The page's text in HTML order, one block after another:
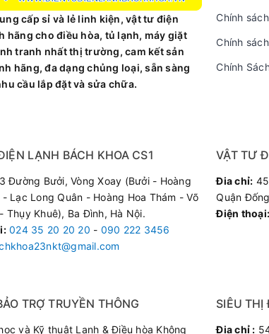
Block (máy nén) không chạy
Điều hòa bị chảy nước lê láng ra
Quạt gió kêu to, rung lắc mạnh
Máy thiếu gas, rò rỉ gas ở các
Với đội ngũ kỹ thuật viên dày dặn kinh
chúng tôi cam kết mang lại sự hài lòng
Linh kiện chính hãng:
Thay thế cảm
Kiểm tra bắt bệnh chính xác:
Báo
Phục vụ siêu tốc:
Mọi hạng mục sửa
Khách Hàng Nói Gì Về Chúng
cấp sỉ và lẻ linh kiện, vật tư điện
hãng cho điều hòa, tủ lạnh, máy giặt
tranh nhất thị trường, cam kết sản
hãng, đa dạng chủng loại, sẵn sàng
cầu lắp đặt và sửa chữa.
Chính
Chính
Chính
LẠNH BÁCH KHOA CS1
Đường Bưởi, Vòng Xoay (Bưởi - Hoàng
Lạc Long Quân - Hoàng Hoa Thám - Võ
Thụy Khuê), Ba Đình, Hà Nội.
: 024 35 20 20 20 - 090 222 3456
VẬT TƯ
Đia chỉ:
Quận
Điện thoại:
TRỢ TRUYỀN THÔNG
và Kỹ thuật Lạnh & Điều hòa Không
SIÊU THỊ
Đia chỉ :